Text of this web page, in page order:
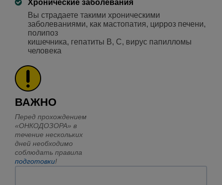
Хронические заболевания
Вы страдаете такими хроническими
заболеваниями, как мастопатия, цирроз печени,
полипоз
кишечника, гепатиты B, C, вирус папилломы
человека
ВАЖНО
Перед прохождением
«ОНКОДОЗОРА» в
течение нескольких
дней необходимо
соблюдать правила
подготовки!